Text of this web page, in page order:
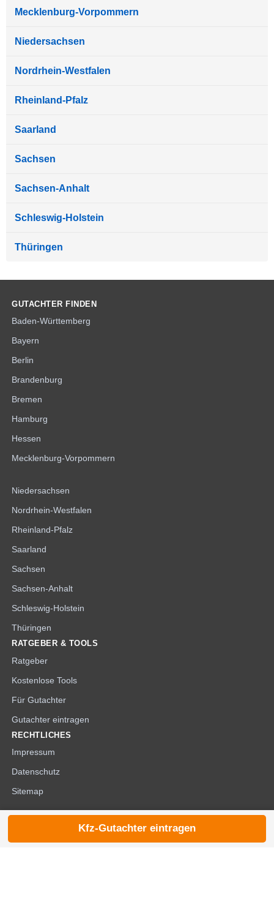
Mecklenburg-Vorpommern
Niedersachsen
Nordrhein-Westfalen
Rheinland-Pfalz
Saarland
Sachsen
Sachsen-Anhalt
Schleswig-Holstein
Thüringen
GUTACHTER FINDEN
Baden-Württemberg
Bayern
Berlin
Brandenburg
Bremen
Hamburg
Hessen
Mecklenburg-Vorpommern
Niedersachsen
Nordrhein-Westfalen
Rheinland-Pfalz
Saarland
Sachsen
Sachsen-Anhalt
Schleswig-Holstein
Thüringen
RATGEBER & TOOLS
Ratgeber
Kostenlose Tools
Für Gutachter
Gutachter eintragen
RECHTLICHES
Impressum
Datenschutz
Sitemap
© 2026 die-kfzgutachter.de
Kfz-Gutachter eintragen